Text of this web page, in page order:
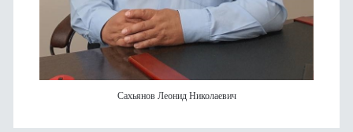
Сахьянов Леонид Николаевич